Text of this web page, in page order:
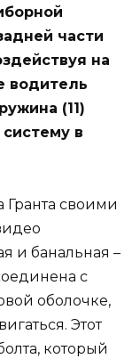
части
на
водитель
(11)
в
и банальная –
с
оболочке,
Этот
который